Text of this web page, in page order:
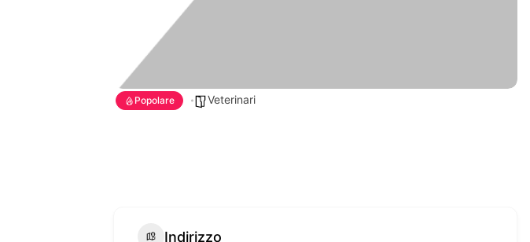
Popolare Veterinari
Indirizzo